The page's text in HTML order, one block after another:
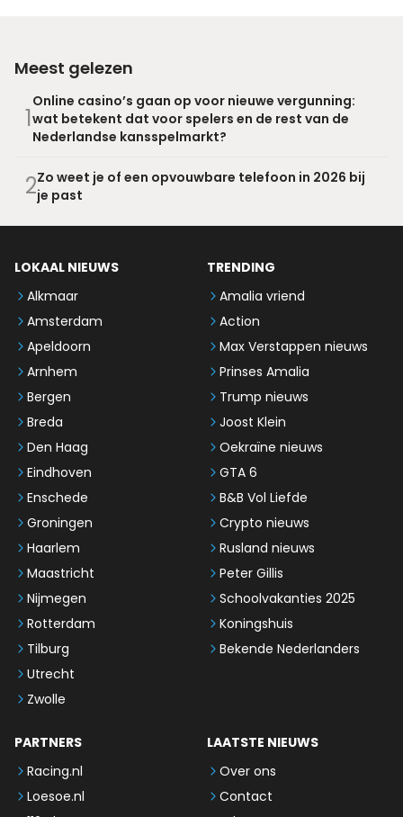
Meest gelezen
1
Online casino’s gaan op voor nieuwe vergunning:
wat betekent dat voor spelers en de rest van de
Nederlandse kansspelmarkt?
2Zo weet je of een opvouwbare telefoon in 2026 bij
je past
LOKAAL NIEUWS
Alkmaar
Amsterdam
Apeldoorn
Arnhem
Bergen
Breda
Den Haag
Eindhoven
Enschede
Groningen
Haarlem
Maastricht
Nijmegen
Rotterdam
Tilburg
Utrecht
Zwolle
TRENDING
Amalia vriend
Action
Max Verstappen nieuws
Prinses Amalia
Trump nieuws
Joost Klein
Oekraïne nieuws
GTA 6
B&B Vol Liefde
Crypto nieuws
Rusland nieuws
Peter Gillis
Schoolvakanties 2025
Koningshuis
Bekende Nederlanders
PARTNERS
Racing.nl
Loesoe.nl
LAATSTE NIEUWS
Over ons
Contact